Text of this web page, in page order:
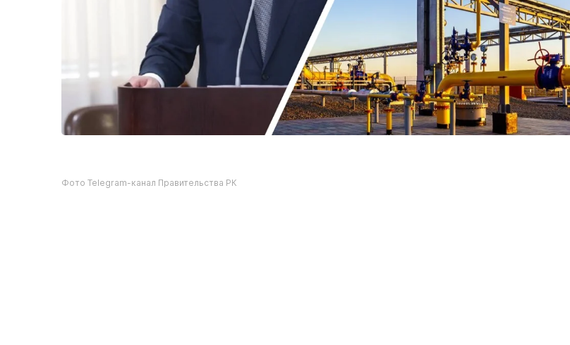
Фото Telegram-канал Правительства РК